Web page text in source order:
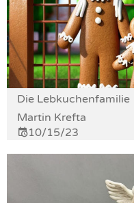
Die Lebkuchenfamilie
Martin Krefta
10/15/23